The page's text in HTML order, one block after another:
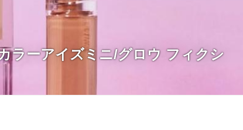
ラーアイズミニ/グロウ フィクシ